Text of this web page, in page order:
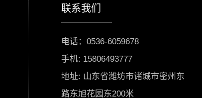
联系我们
电话：0536-6059678
手机: 15806493777
地址: 山东省潍坊市诸城市密州东
路东旭花园东200米